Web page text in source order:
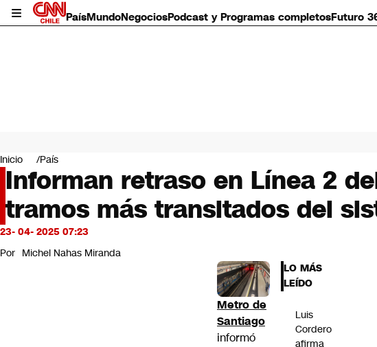
PaísMundoNegociosPodcast y Programas completosFuturo
Mundo
Negocios
Deportes
Programas completos
Cultura
Servicios
Bits
CNN Data
Inicio País
Informan retraso en Línea 2
tramos más transitados del
23- 04- 2025 07:23
Por Michel Nahas Miranda
Metro de
Santiago
informó
LO MÁS
LEÍDO
Luis
Cordero
afirma